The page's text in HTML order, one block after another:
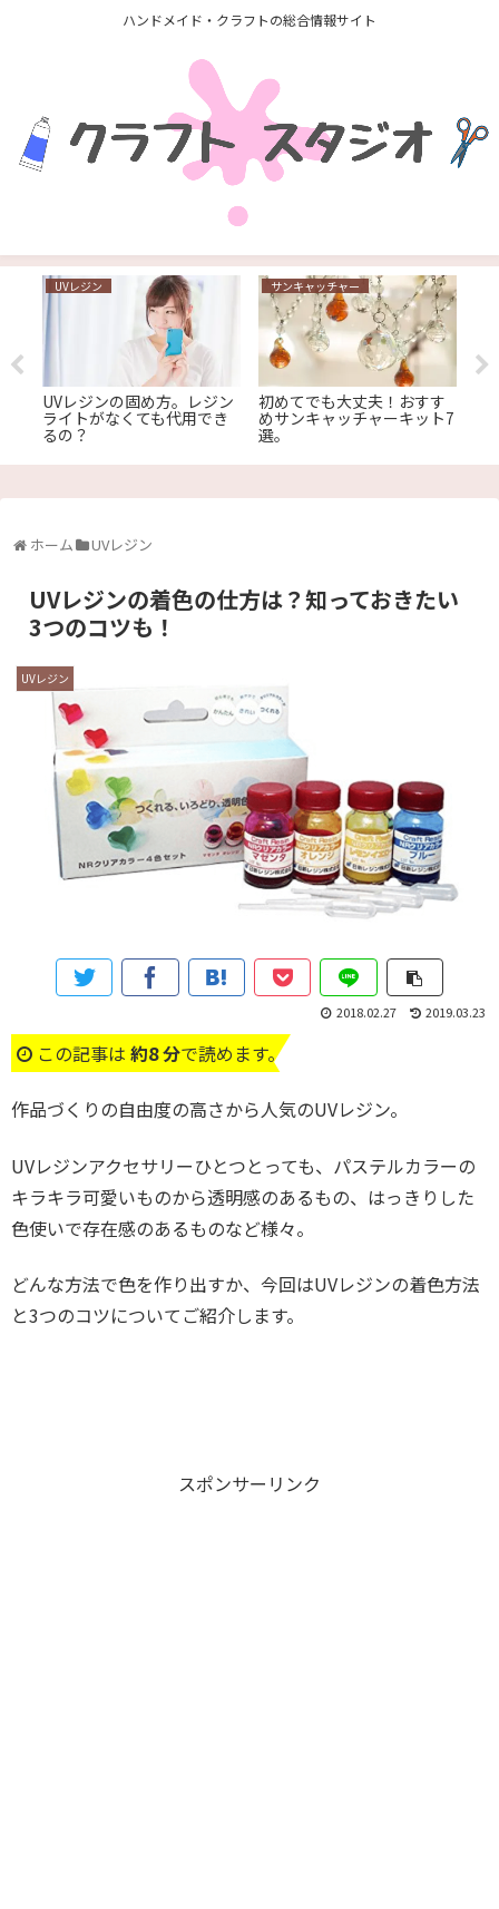
ハンドメイド・クラフトの総合情報サイト
UVレジン
UVレジンの固め方。レジン
ライトがなくても代用でき
るの？
サンキャッチャー
初めてでも大丈夫！おすす
めサンキャッチャーキット7
選。
ホーム UVレジン
UVレジンの着色の仕方は？知っておきたい
3つのコツも！
UVレジン
2019.03.23
2018.02.27
この記事は 約8 分で読めます。
作品づくりの自由度の高さから人気のUVレジン。
UVレジンアクセサリーひとつとっても、パステルカラーの
キラキラ可愛いものから透明感のあるもの、はっきりした
色使いで存在感のあるものなど様々。
どんな方法で色を作り出すか、今回はUVレジンの着色方法
と3つのコツについてご紹介します。
スポンサーリンク